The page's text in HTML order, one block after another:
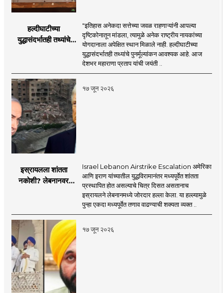
हल्दीघाटीच्या
युद्धासंदर्भातही तथ्यांचे
मोहनजी भागवत
"इतिहास अनेकदा सत्तेच्या जवळ राहणाऱ्यांनी आपल्या
दृष्टिकोनातून मांडला, त्यामुळे अनेक राष्ट्रीय नायकांच्या
योगदानाला अपेक्षित स्थान मिळाले नाही. हल्दीघाटीच्या
युद्धासंदर्भातही तथ्यांचे पुनर्मूल्यांकन आवश्यक आहे. आज
देशभर महाराणा प्रताप यांची जयंती ..
१७ जून २०२६
इस्रायलला शांतता
नकोशी? लेबनानवर
इराण-अमेरिकेत आरोप-
प्रत्यारोप
Israel Lebanon Airstrike Escalation अमेरिका
आणि इराण यांच्यातील युद्धविरामानंतर मध्यपूर्वेत शांतता
प्रस्थापित होत असल्याचे चित्र दिसत असतानाच
इस्रायलने लेबनानमध्ये जोरदार हल्ला केला. या हल्ल्यामुळे
पुन्हा एकदा मध्यपूर्वेत तणाव वाढण्याची शक्यता व्यक्त ..
१७ जून २०२६